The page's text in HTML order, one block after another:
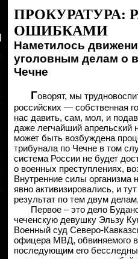
ПРОКУРАТУРА:
ОШИБКАМИ
Наметилось
уголовным делам о
Чечне
Говорят, мы
российских — собственная
нас давить, сам, мол, и
даже легчайший апрельский
может быть возбуждена
трибунала по Чечне в том
система России не будет
о военных преступлениях,
Внутренние силы организма
явно активизировались, и
результат по тем двум
Первое – это дело
чеченскую девушку Эльзу
Военный суд Северо-
офицера МВД, обвиняемого
последующим его